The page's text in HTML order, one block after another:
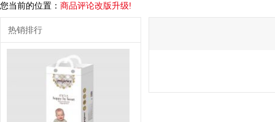
您当前的位置： 商品评论改版升级!
热销排行